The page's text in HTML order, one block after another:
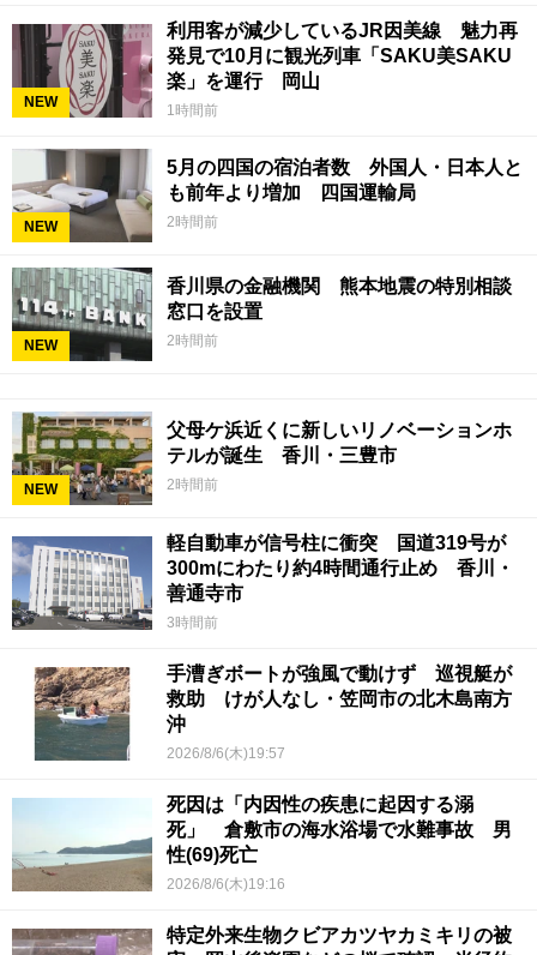
NEW
利用客が減少しているJR因美線 魅力再
発見で10月に観光列車「SAKU美SAKU
楽」を運行 岡山
1時間前
NEW
5月の四国の宿泊者数 外国人・日本人と
も前年より増加 四国運輸局
2時間前
NEW
香川県の金融機関 熊本地震の特別相談
窓口を設置
2時間前
NEW
父母ケ浜近くに新しいリノベーションホ
テルが誕生 香川・三豊市
2時間前
軽自動車が信号柱に衝突 国道319号が
300mにわたり約4時間通行止め 香川・
善通寺市
3時間前
手漕ぎボートが強風で動けず 巡視艇が
救助 けが人なし・笠岡市の北木島南方
沖
2026/8/6(木)19:57
死因は「内因性の疾患に起因する溺
死」 倉敷市の海水浴場で水難事故 男
性(69)死亡
2026/8/6(木)19:16
特定外来生物クビアカツヤカミキリの被